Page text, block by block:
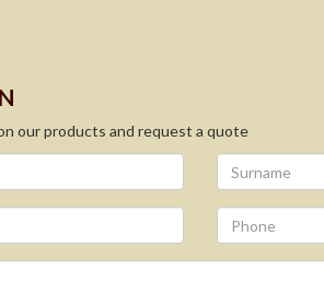
our products and request a quote